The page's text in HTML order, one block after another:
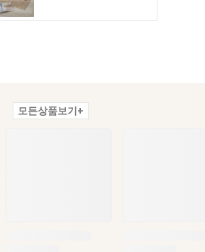
모든상품보기+